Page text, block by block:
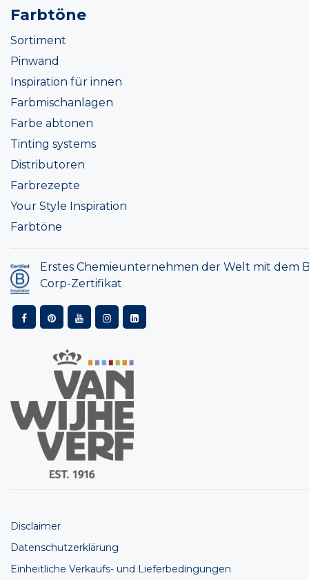
Farbtöne
Sortiment
Pinwand
Inspiration für innen
Farbmischanlagen
Farbe abtonen
Tinting systems
Distributoren
Farbrezepte
Your Style Inspiration
Farbtöne
Erstes Chemieunternehmen der Welt mit dem
Corp-Zertifikat
Disclaimer
Datenschutzerklärung
Einheitliche Verkaufs- und Lieferbedingungen